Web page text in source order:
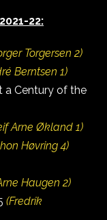
22:
Torgersen 2)
Berntsen 1)
a Century of the
Arne Økland 1)
Høvring 4)
Haugen 2)
(Fredrik